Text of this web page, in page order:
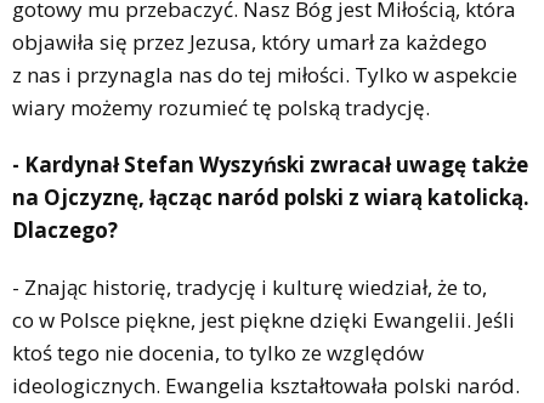
gotowy mu przebaczyć. Nasz Bóg jest Miłością, która
objawiła się przez Jezusa, który umarł za każdego
z nas i przynagla nas do tej miłości. Tylko w aspekcie
wiary możemy rozumieć tę polską tradycję.
- Kardynał Stefan Wyszyński zwracał uwagę także
na Ojczyznę, łącząc naród polski z wiarą katolicką.
Dlaczego?
- Znając historię, tradycję i kulturę wiedział, że to,
co w Polsce piękne, jest piękne dzięki Ewangelii. Jeśli
ktoś tego nie docenia, to tylko ze względów
ideologicznych. Ewangelia kształtowała polski naród.